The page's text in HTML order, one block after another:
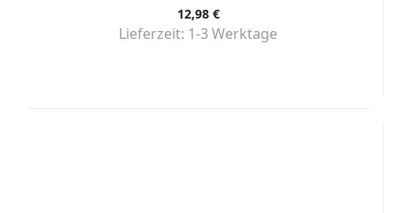
12,98 €
Lieferzeit: 1-3 Werktage